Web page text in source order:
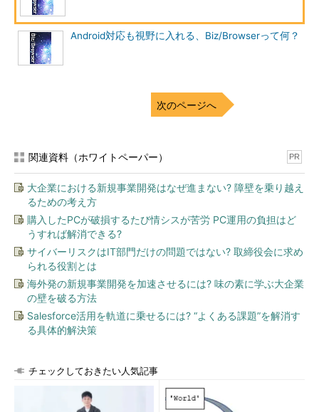
Android対応も視野に入れる、Biz/Browserって何？
次のページへ
関連資料（ホワイトペーパー） PR
大企業における新規事業開発はなぜ進まない? 障壁を乗り越え
るための考え方
購入したPCが破損するたび情シスが苦労 PC運用の負担はど
うすれば解消できる?
サイバーリスクはIT部門だけの問題ではない? 取締役会に求め
られる役割とは
海外発の新規事業開発を加速させるには? 味の素に学ぶ大企業
の壁を破る方法
Salesforce活用を軌道に乗せるには? “よくある課題”を解消す
る具体的解決策
チェックしておきたい人気記事